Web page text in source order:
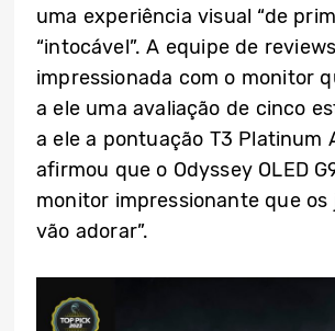
uma experiência visual “de
“intocável”. A equipe de
impressionada com o monitor
a ele uma avaliação de cinco
a ele a pontuação T3 Platinum
afirmou que o Odyssey OLED
monitor impressionante que os
vão adorar”.